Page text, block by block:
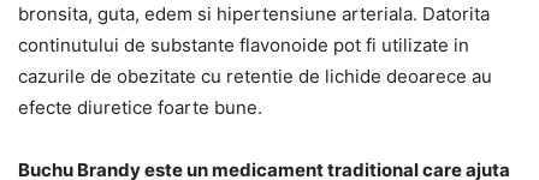
bronsita, guta, edem si hipertensiune arteriala. Datorita
continutului de substante flavonoide pot fi utilizate in
cazurile de obezitate cu retentie de lichide deoarece au
efecte diuretice foarte bune.
Buchu Brandy este un medicament traditional care ajuta